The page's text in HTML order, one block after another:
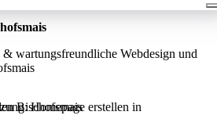
wartungsfreundliche Webdesign und
Homepage erstellen in